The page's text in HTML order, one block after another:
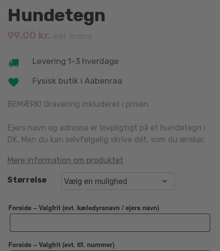
Hundetegn
99.00 kr. inkl. moms
Levering 1-3 hverdage
Fysisk butik i Aabenraa
BEMÆRK! Gravering inkluderet i prisen.
Ejers navn og adresse er lovpligtigt på et hundetegn i
DK. Men du kan selvfølgelig skrive dét, som du ønsker.
Mere information om produktet
Størrelse
Forside – Valgfrit (evt. kæledyrsnavn / ejers navn)
Forside – Valgfrit (evt. tlf. nummer)